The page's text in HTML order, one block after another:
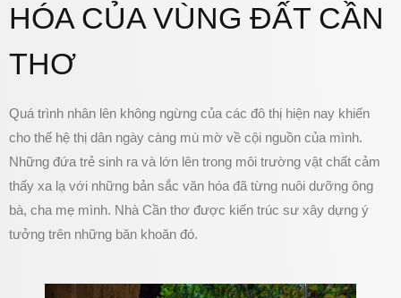
HÓA CỦA VÙNG ĐẤT CẦN
THƠ
Quá trình nhân lên không ngừng của các đô thị hiện nay khiến
cho thế hệ thị dân ngày càng mù mờ về cội nguồn của mình.
Những đứa trẻ sinh ra và lớn lên trong môi trường vật chất cảm
thấy xa lạ với những bản sắc văn hóa đã từng nuôi dưỡng ông
bà, cha mẹ mình. Nhà Cần thơ được kiến trúc sư xây dựng ý
tưởng trên những băn khoăn đó.